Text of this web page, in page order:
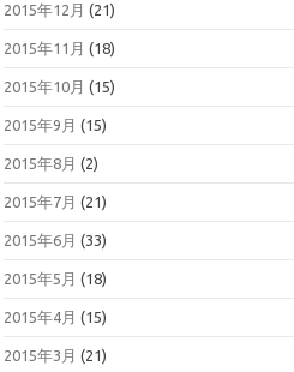
2015年12月 (21)
2015年11月 (18)
2015年10月 (15)
2015年9月 (15)
2015年8月 (2)
2015年7月 (21)
2015年6月 (33)
2015年5月 (18)
2015年4月 (15)
2015年3月 (21)